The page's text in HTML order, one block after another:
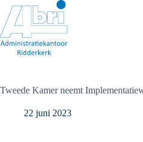
naar
de
inhoud
Tweede Kamer neemt
22 juni 2023